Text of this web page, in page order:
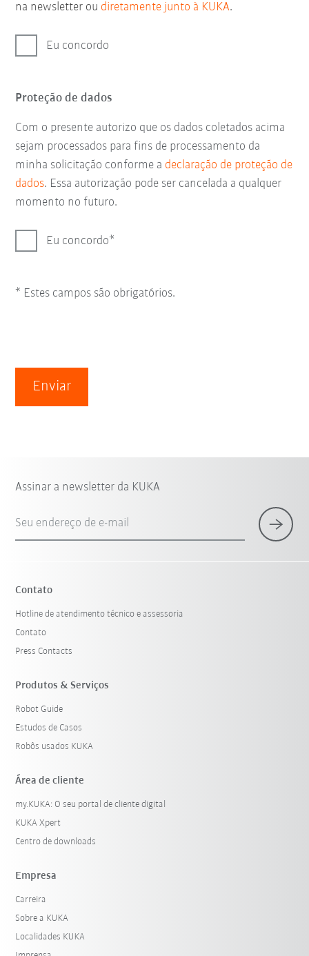
na newsletter ou diretamente junto à KUKA.
Eu concordo
Proteção de dados
Com o presente autorizo que os dados coletados acima
sejam processados para fins de processamento da
minha solicitação conforme a declaração de proteção de
dados. Essa autorização pode ser cancelada a qualquer
momento no futuro.
Eu concordo
* Estes campos são obrigatórios.
Enviar
Assinar a newsletter da KUKA
Seu endereço de e-mail
Contato
Hotline de atendimento técnico e assessoria
Contato
Press Contacts
Produtos & Serviços
Robot Guide
Estudos de Casos
Robôs usados KUKA
Área de cliente
my.KUKA: O seu portal de cliente digital
KUKA Xpert
Centro de downloads
Empresa
Carreira
Sobre a KUKA
Localidades KUKA